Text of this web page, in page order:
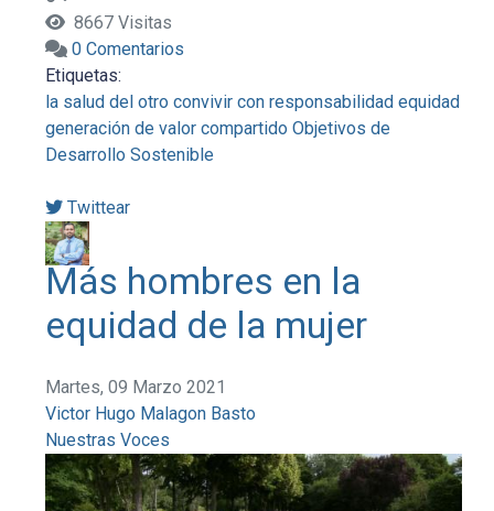
8667 Visitas
0 Comentarios
Etiquetas:
la salud del otro convivir con responsabilidad equidad
generación de valor compartido Objetivos de
Desarrollo Sostenible
Twittear
Más hombres en la
equidad de la mujer
Martes, 09 Marzo 2021
Victor Hugo Malagon Basto
Nuestras Voces